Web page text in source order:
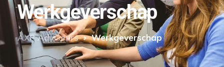
Werkgeverschap
AXP Adviseurs Werkgeverschap